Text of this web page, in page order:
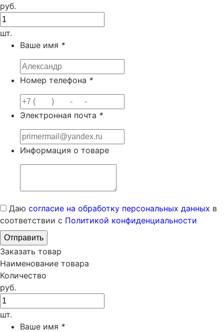
руб.
шт.
Ваше имя *
Номер телефона *
Электронная почта *
Информация о товаре
Даю согласие на обработку персональных данных в
соответствии с Политикой конфиденциальности
Заказать товар
Наименование товара
Количество
руб.
шт.
Ваше имя *